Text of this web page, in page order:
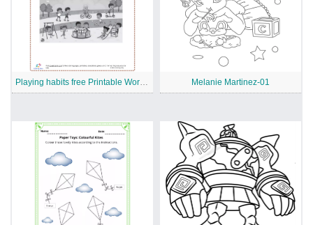
Playing habits free Printable Worksheet Melanie Martinez-01